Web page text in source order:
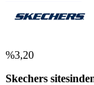
%3,20
Skechers